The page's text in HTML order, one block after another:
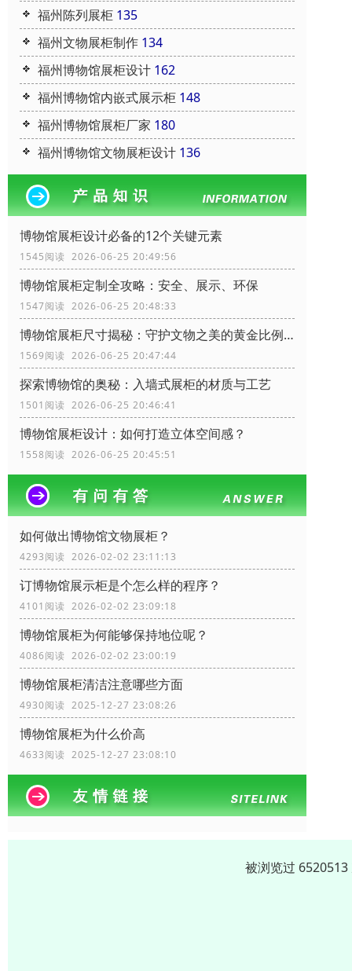
福州陈列展柜 135
福州文物展柜制作 134
福州博物馆展柜设计 162
福州博物馆内嵌式展示柜 148
福州博物馆展柜厂家 180
福州博物馆文物展柜设计 136
博物馆展柜设计必备的12个关键元素
1545阅读 2026-06-25 20:49:56
博物馆展柜定制全攻略：安全、展示、环保
1547阅读 2026-06-25 20:48:33
博物馆展柜尺寸揭秘：守护文物之美的黄金比例！
1569阅读 2026-06-25 20:47:44
探索博物馆的奥秘：入墙式展柜的材质与工艺
1501阅读 2026-06-25 20:46:41
博物馆展柜设计：如何打造立体空间感？
1558阅读 2026-06-25 20:45:51
如何做出博物馆文物展柜？
4293阅读 2026-02-02 23:11:13
订博物馆展示柜是个怎么样的程序？
4101阅读 2026-02-02 23:09:18
博物馆展柜为何能够保持地位呢？
4086阅读 2026-02-02 23:00:19
博物馆展柜清洁注意哪些方面
4930阅读 2025-12-27 23:08:26
博物馆展柜为什么价高
4633阅读 2025-12-27 23:08:10
被浏览过